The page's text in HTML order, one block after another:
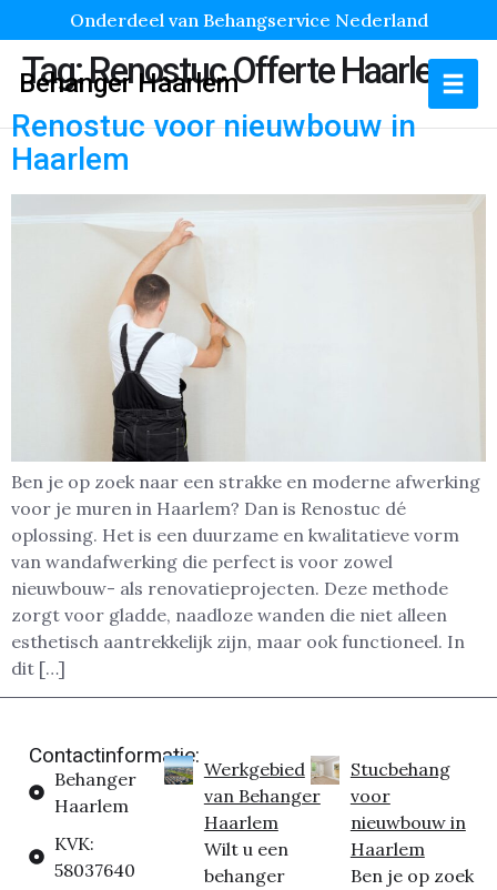
Onderdeel van Behangservice Nederland
Behanger Haarlem
Tag:Renostuc Offerte Haarlem
Renostuc voor nieuwbouw in
Haarlem
Ben je op zoek naar een strakke en moderne afwerking
voor je muren in Haarlem? Dan is Renostuc dé
oplossing. Het is een duurzame en kwalitatieve vorm
van wandafwerking die perfect is voor zowel
nieuwbouw- als renovatieprojecten. Deze methode
zorgt voor gladde, naadloze wanden die niet alleen
esthetisch aantrekkelijk zijn, maar ook functioneel. In
dit […]
Contactinformatie:
Behanger
Haarlem
KVK:
58037640
Werkgebied
van Behanger
Haarlem
Wilt u een
behanger
Stucbehang
voor
nieuwbouw in
Haarlem
Ben je op zoek